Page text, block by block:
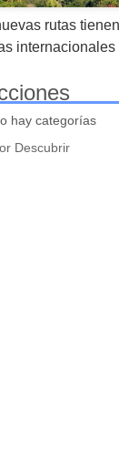
rutas
internacionales
hay categorías
Descubrir